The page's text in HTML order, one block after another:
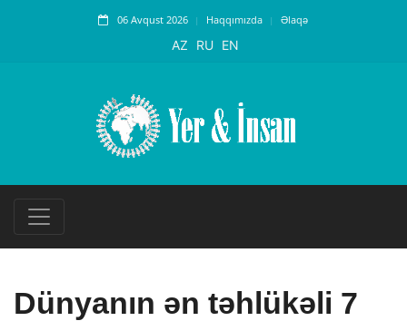
06 Avqust 2026 Haqqımızda Əlaqə
AZ RU EN
Dünyanın ən təhlükəli 7